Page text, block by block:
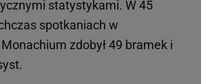
statystykami. W 45
spotkaniach w
zdobył 49 bramek i